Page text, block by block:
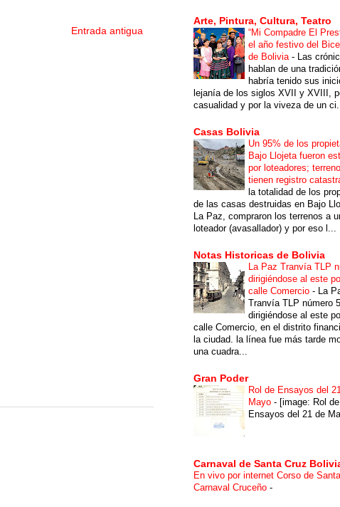
Entrada antigua
Arte, Pintura, Cultura, Teatro
“Mi Compadre El
el año festivo del
de Bolivia - Las
hablan de una
habría tenido sus
lejanía de los siglos XVII y XVIII,
casualidad y por la viveza de un
Casas Bolivia
Un 95% de los
Bajo Llojeta fueron
por loteadores;
tienen registro
la totalidad de los
de las casas destruidas en Bajo
La Paz, compraron los terrenos a
loteador (avasallador) y por eso l...
Notas Historicas de Bolivia
La Paz Tranvía TLP
dirigiéndose al este
calle Comercio - La
Tranvía TLP número 5
dirigiéndose al este
calle Comercio, en el distrito
la ciudad. la línea fue más tarde
una cuadra...
Gran Poder
Rol de Ensayos del
Mayo - [image: Rol de
Ensayos del 21 de
Carnaval de Santa Cruz
En vivo por internet Corso de
Carnaval Cruceño -